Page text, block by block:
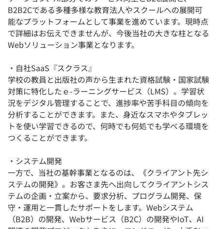
B2B2Cである多種多様な教育法人やスクールへの展開可
能なプラットフォームとして事業を進めています。現時点
で詳細はお伝えできませんが、今後当社の大きな柱となる
Webソリューション事業となります。
・自社SaaS『スクラス』
学校の教員と出版社の声から生まれた資格試験・国家試験
対策に特化したｅ-ラーニングサービス（LMS）。学習状
況をデジタル管理することで、進捗率や苦手科目の傾向を
分析することができます。また、身近なスマホやタブレッ
トを使い学習できるので、何時でも何処でも学べる環境を
つくることができます。
・システム開発
一方で、当社の基幹事業となるのは、《クライアント先シ
ステムの開発》。お客さま先へ出向してクライアントシス
テムの企画・立案から、要求分析、プログラム開発、保
守・運用と一貫したサポートをします。Webシステム
（B2B）の開発、Webサービス（B2C）の開発やIoT、AI